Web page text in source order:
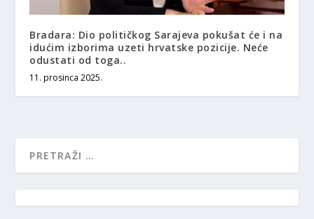
Bradara: Dio političkog Sarajeva pokušat će i na
idućim izborima uzeti hrvatske pozicije. Neće
odustati od toga..
11. prosinca 2025.